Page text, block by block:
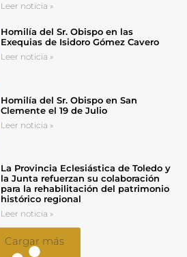
Leer noticia »
Homilía del Sr. Obispo en las
Exequias de Isidoro Gómez Cavero
Leer noticia »
Homilía del Sr. Obispo en San
Clemente el 19 de Julio
Leer noticia »
La Provincia Eclesiástica de Toledo y
la Junta refuerzan su colaboración
para la rehabilitación del patrimonio
histórico regional
Leer noticia »
Cargar más